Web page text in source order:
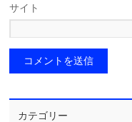
サイト
カテゴリー